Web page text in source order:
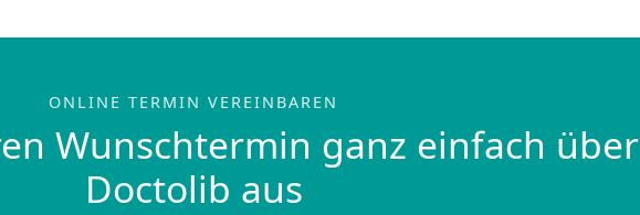
ONLINE TERMIN VEREINBAREN
Wunschtermin ganz einfach über
Doctolib aus